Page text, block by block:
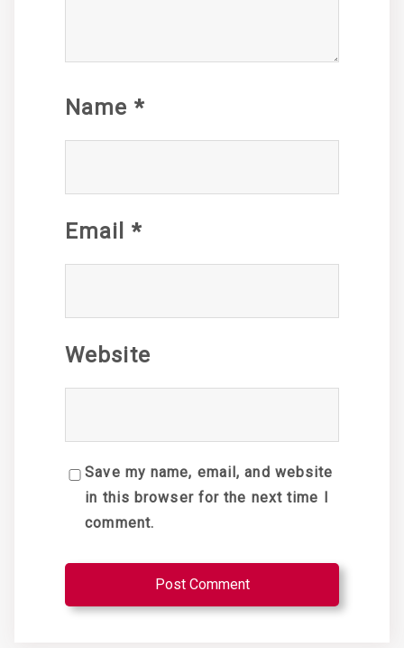
Name *
Email *
Website
Save my name, email, and website
in this browser for the next time I
comment.